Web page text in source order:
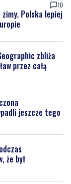
10
zimy. Polska lepiej
zbliża
przez całą
jeszcze tego
że był